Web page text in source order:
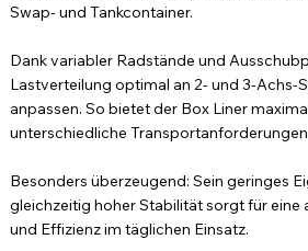
Swap- und Tankcontainer.
Dank variabler Radstände und
Lastverteilung optimal an 2- und 3-Achs-
anpassen. So bietet der Box Liner
unterschiedliche
Besonders überzeugend: Sein geringes
gleichzeitig hoher Stabilität sorgt für eine
und Effizienz im täglichen Einsatz.